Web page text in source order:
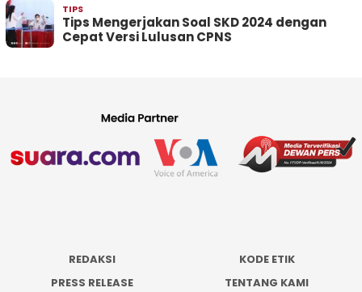
TIPS
Tips Mengerjakan Soal SKD 2024 dengan
Cepat Versi Lulusan CPNS
REDAKSI
KODE ETIK
PRESS RELEASE
TENTANG KAMI